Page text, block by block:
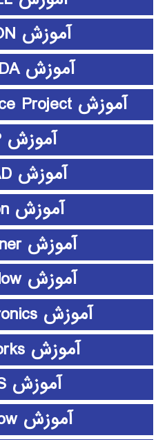
آموزش LUMION
آموزش MAXQDA
آموزش Microsoft Office Project
آموزش PHP
آموزش PSCAD
آموزش python
آموزش rapidminer
آموزش ShowFlow
آموزش SimElectronics
آموزش SolidWorks
آموزش SPSS
آموزش stateflow